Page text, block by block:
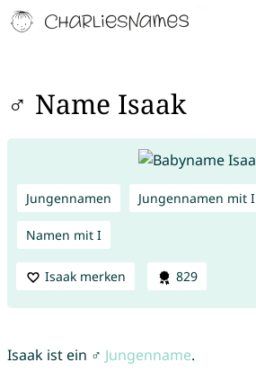
♂ Name Isaak
Jungennamen Jungennamen mit I
Namen mit I
Isaak merken 829
Isaak ist ein ♂ Jungenname.